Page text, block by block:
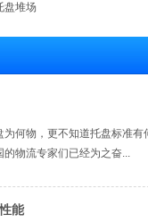
盘堆场
何物，更不知道托盘标准有
物流专家们已经为之奋...
能